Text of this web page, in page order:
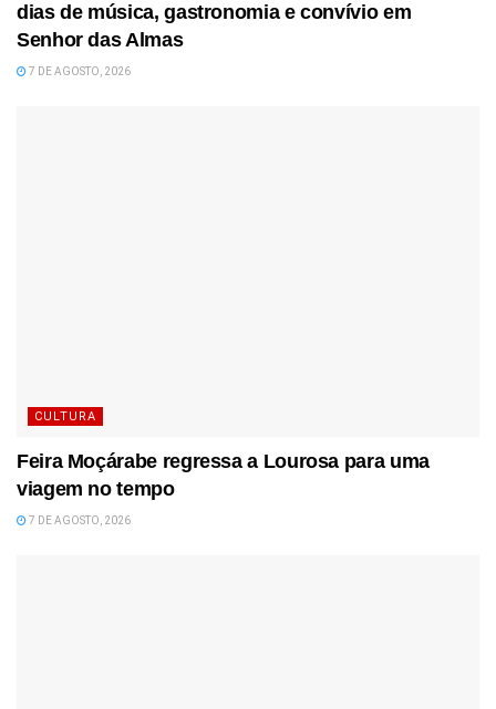
dias de música, gastronomia e convívio em
Senhor das Almas
7 DE AGOSTO, 2026
CULTURA
Feira Moçárabe regressa a Lourosa para uma
viagem no tempo
7 DE AGOSTO, 2026